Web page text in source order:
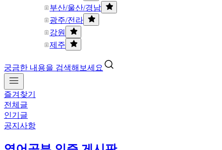
부산/울산/경남
광주/전라
강원
제주
궁금한 내용을 검색해보세요
즐겨찾기
전체글
인기글
공지사항